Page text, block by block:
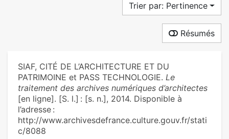
Trier par: Pertinence
Résumés
SIAF, CITÉ DE L’ARCHITECTURE ET DU
PATRIMOINE et PASS TECHNOLOGIE. Le
traitement des archives numériques d’architectes
[en ligne]. [S. l.] : [s. n.], 2014. Disponible à
l’adresse :
http://www.archivesdefrance.culture.gouv.fr/stati
c/8088